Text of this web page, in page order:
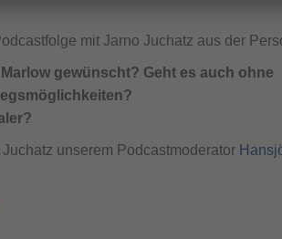
mit Jarno Juchatz aus der
gewünscht? Geht es auch ohne
unserem Podcastmoderator